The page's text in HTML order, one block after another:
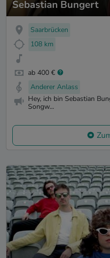
Sebastian Bungert
Saarbrücken
108 km
ab 400 €
Anderer Anlass
Hey, ich bin Sebastian
Songw...